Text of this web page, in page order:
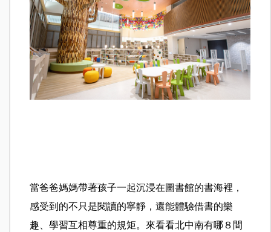
當爸爸媽媽帶著孩子一起沉浸在圖書館的書海裡，
感受到的不只是閱讀的寧靜，還能體驗借書的樂
趣、學習互相尊重的規矩。來看看北中南有哪８間